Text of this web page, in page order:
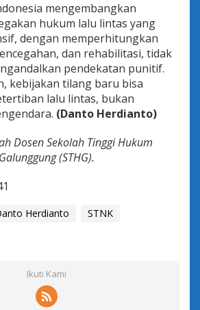
mengembangkan
hukum lalu lintas yang
dengan memperhitungkan
dan rehabilitasi, tidak
pendekatan punitif.
kebijakan tilang baru bisa
lalu lintas, bukan
(Danto Herdianto)
Dosen Sekolah Tinggi Hukum
Galunggung (STHG).
Herdianto
STNK
Ikuti Kami